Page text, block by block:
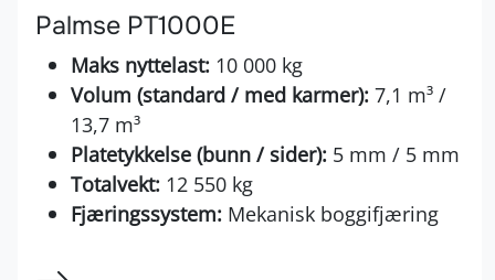
Palmse PT1000E
Maks nyttelast: 10 000 kg
Volum (standard / med karmer): 7,1 m³ /
13,7 m³
Platetykkelse (bunn / sider): 5 mm / 5 mm
Totalvekt: 12 550 kg
Fjæringssystem: Mekanisk boggifjæring